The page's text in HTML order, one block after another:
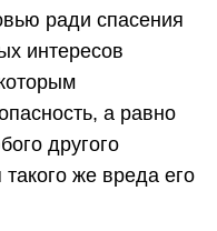
ради спасения
интересов
а равно
другого
же вреда его